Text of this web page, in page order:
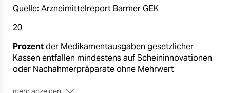
Quelle: Arzneimittelreport Barmer GEK
20
Prozentder Medikamentausgaben gesetzlicher
Kassen entfallen mindestens auf Scheininnovationen
oder Nachahmerpräparate ohne Mehrwert